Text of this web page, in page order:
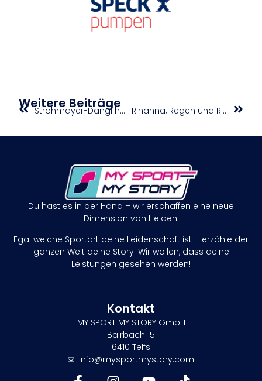
Weitere BeiträgeStrohmayer-Dangl holt wieder Gold bei Balkan Championships, Lindner belohnt sich mit Silber Rihanna, Regen und Reitkunst
Du hast es in der Hand – wir erschaffen eine neue
Dimension von Helden!
Egal welche Sportart deine Leidenschaft ist – erzähle der
ganzen Welt deine Story. Wir wollen, dass deine
Leistungen gesehen werden!
Kontakt
MY SPORT MY STORY GmbH
Bairbach 15
6410 Telfs
info@mysportmystory.com